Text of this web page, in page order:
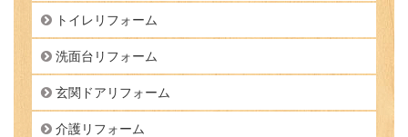
トイレリフォーム
洗面台リフォーム
玄関ドアリフォーム
介護リフォーム